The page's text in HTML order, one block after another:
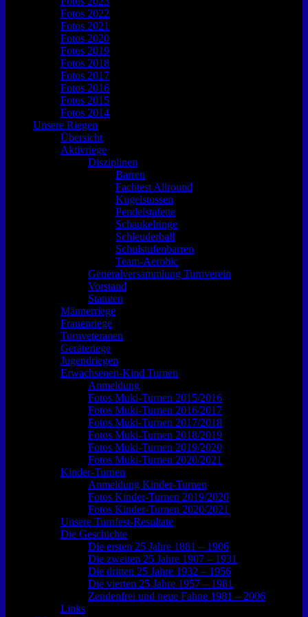
Fotos 2022
Fotos 2021
Fotos 2020
Fotos 2019
Fotos 2018
Fotos 2017
Fotos 2016
Fotos 2015
Fotos 2014
Unsere Riegen
Übersicht
Aktivriege
Disziplinen
Barren
Fachtest Allround
Kugelstossen
Pendelstafette
Schaukelringe
Schleuderball
Schulstufenbarren
Team-Aerobic
Generalversammlung Turnverein
Vorstand
Statuten
Männerriege
Frauenriege
Turnveteranen
Geräteriege
Jugendriegen
Erwachsenen-Kind Turnen
Anmeldung
Fotos Muki-Turnen 2015/2016
Fotos Muki-Turnen 2016/2017
Fotos Muki-Turnen 2017/2018
Fotos Muki-Turnen 2018/2019
Fotos Muki-Turnen 2019/2020
Fotos Muki-Turnen 2020/2021
Kinder-Turnen
Anmeldung Kinder-Turnen
Fotos Kinder-Turnen 2019/2020
Fotos Kinder-Turnen 2020/2021
Unsere Turnfest-Resultate
Die Geschichte
Die ersten 25 Jahre 1881 – 1906
Die zweiten 25 Jahre 1907 – 1931
Die dritten 25 Jahre 1932 – 1956
Die vierten 25 Jahre 1957 – 1981
Zendenfrei und neue Fahne 1981 – 2006
Links